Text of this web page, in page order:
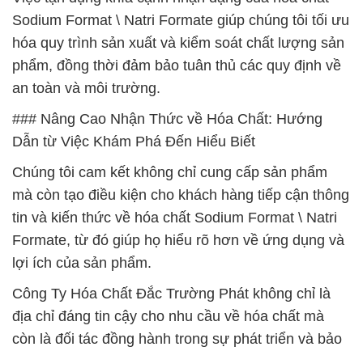
Sodium Format \ Natri Formate giúp chúng tôi tối ưu
hóa quy trình sản xuất và kiểm soát chất lượng sản
phẩm, đồng thời đảm bảo tuân thủ các quy định về
an toàn và môi trường.
### Nâng Cao Nhận Thức về Hóa Chất: Hướng
Dẫn từ Việc Khám Phá Đến Hiểu Biết
Chúng tôi cam kết không chỉ cung cấp sản phẩm
mà còn tạo điều kiện cho khách hàng tiếp cận thông
tin và kiến thức về hóa chất Sodium Format \ Natri
Formate, từ đó giúp họ hiểu rõ hơn về ứng dụng và
lợi ích của sản phẩm.
Công Ty Hóa Chất Đắc Trường Phát không chỉ là
địa chỉ đáng tin cậy cho nhu cầu về hóa chất mà
còn là đối tác đồng hành trong sự phát triển và bảo